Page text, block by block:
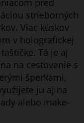
strieborných
Viac kúskov
v holografickej
taštičke. Tá je aj
na cestovanie s
šperkami,
ju aj na
alebo make-